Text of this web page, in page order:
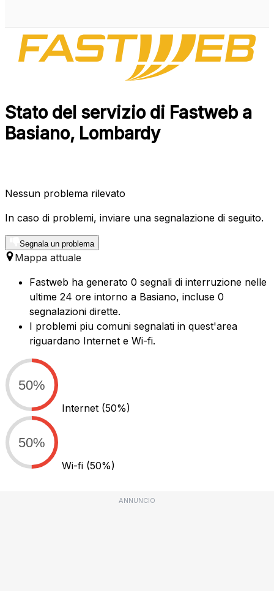
Stato del servizio di Fastweb a
Basiano, Lombardy
Nessun problema rilevato
In caso di problemi, inviare una segnalazione di seguito.
Segnala un problema
Mappa attuale
Fastweb ha generato 0 segnali di interruzione nelle
ultime 24 ore intorno a Basiano, incluse 0
segnalazioni dirette.
I problemi piu comuni segnalati in quest'area
riguardano Internet e Wi-fi.
50%
Internet (50%)
50%
Wi-fi (50%)
ANNUNCIO